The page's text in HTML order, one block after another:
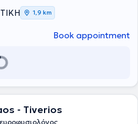
1,9 km
Book appointment
- Tiverios